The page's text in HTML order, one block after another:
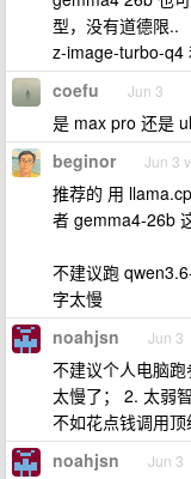
型，没有道德限..
z-image-turbo-q4
coefu Jun 3
是 max pro 还是
beginor Jun 3
推荐的 用
者 gemma4-26b
不建议跑
字太慢
noahjsn Jun 3
不建议个人电脑
太慢了； 2. 太弱智
不如花点钱调用顶
noahjsn Jun 3